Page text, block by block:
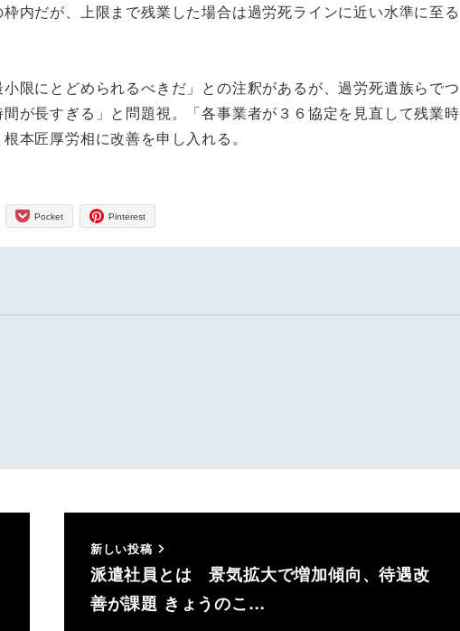
内だが、上限まで残業した場合は過労死ラインに近い水準に至る
限にとどめられるべきだ」との注釈があるが、過労死遺族らでつ
が長すぎる」と問題視。「各事業者が３６協定を見直して残業時
本匠厚労相に改善を申し入れる。
Pocket Pinterest
新しい投稿
派遣社員とは 景気拡大で増加傾向、待遇改
善が課題 きょうのこ…